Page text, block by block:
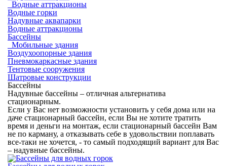
Водные аттракционы
Водные горки
Надувные аквапарки
Водные аттракционы
Бассейны
Мобильные здания
Воздухоопорные здания
Пневмокаркасные здания
Тентовые сооружения
Шатровые конструкции
Бассейны
Надувные бассейны – отличная альтернатива
стационарным.
Если у Вас нет возможности установить у себя дома или на
даче стационарный бассейн, если Вы не хотите тратить
время и деньги на монтаж, если стационарный бассейн Вам
не по карману, а отказывать себе в удовольствии поплавать
все-таки не хочется, - то самый подходящий вариант для Вас
– надувные бассейны.